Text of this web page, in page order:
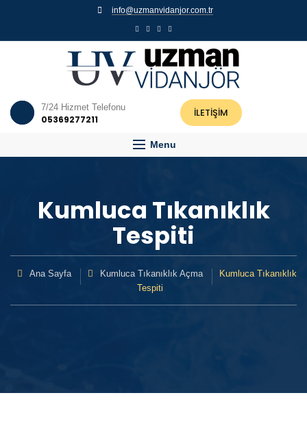
info@uzmanvidanjor.com.tr
7/24 Hizmet Telefonu
05369277211 İLETİŞİM
Menu
Kumluca Tıkanıklık
Tespiti
Ana Sayfa Kumluca Tıkanıklık Açma
Kumluca Tıkanıklık
Tespiti